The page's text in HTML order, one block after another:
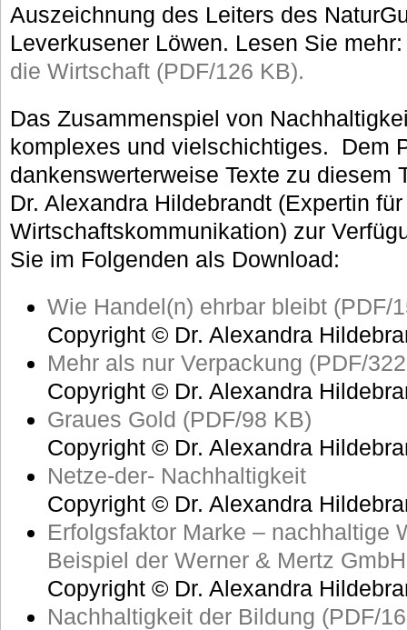
Auszeichnung des Leiters des
Leverkusener Löwen. Lesen Sie
die Wirtschaft (PDF/126 KB).
Das Zusammenspiel von
komplexes und vielschichtiges. Dem
dankenswerterweise Texte zu diesem
Dr. Alexandra Hildebrandt (Expertin
Wirtschaftskommunikation) zur
Sie im Folgenden als Download:
Wie Handel(n) ehrbar bleibt (PDF/
Copyright © Dr. Alexandra
Mehr als nur Verpackung (PDF/
Copyright © Dr. Alexandra
Graues Gold (PDF/98 KB)
Copyright © Dr. Alexandra
Netze-der- Nachhaltigkeit
Copyright © Dr. Alexandra
Erfolgsfaktor Marke – nachhaltige
Beispiel der Werner & Mertz
Copyright © Dr. Alexandra
Nachhaltigkeit der Bildung (PDF/